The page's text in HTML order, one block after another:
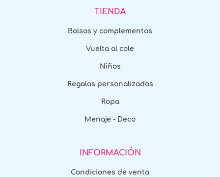
TIENDA
Bolsos y complementos
Vuelta al cole
Niños
Regalos personalizados
Ropa
Menaje - Deco
INFORMACIÓN
Condiciones de venta